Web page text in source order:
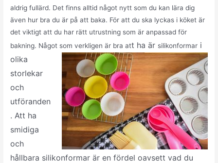
aldrig fullärd. Det finns alltid något nytt som du kan lära dig
även hur bra du är på att baka. För att du ska lyckas i köket är
det viktigt att du har rätt utrustning som är anpassad för
bakning. Något som verkligen är bra att ha är silikonformar i
olika
storlekar
och
utföranden
. Att ha
smidiga
och
hållbara silikonformar är en fördel oavsett vad du